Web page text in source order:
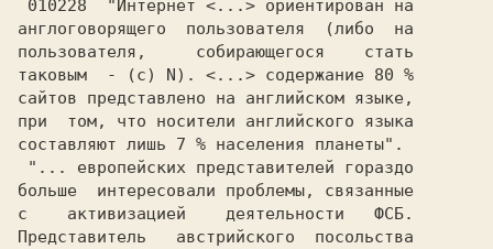
англоговорящего  пользователя  (либо  на
пользователя,     собирающегося    стать
сайтов представлено на английском языке,
при  том, что носители английского языка
составляют лишь 7 % населения планеты".
больше  интересовали проблемы, связанные
с    активизацией    деятельности   ФСБ.
Представитель   австрийского  посольства